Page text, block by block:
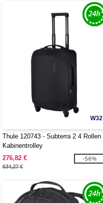
W32
Thule 120743 - Subterra 2 4 Rollen
Kabinentrolley
276,82 €
634,27 €
-56%